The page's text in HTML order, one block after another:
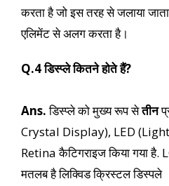
करता है जो इस तरह से जलाया
एलिमेंट से अलग करता है।
Q.4 डिस्प्ले कितने होते हैं?
Ans.डिस्प्ले को मुख्य रूप सेतीन
Crystal Display), LED
Retina कैटिगराइज किया गया है.
मतलब है लिक्विड क्रिस्टल डिस्पले